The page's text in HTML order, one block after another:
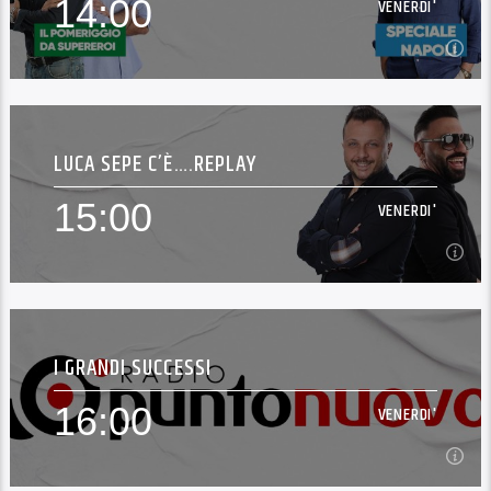
Leggi di più
14:00 VENERDI'
14:00 VENERDI'
[...]
Leggi di più
LUCA SEPE C’È….REPLAY
15:00 VENERDI'
15:00 VENERDI'
[...]
Leggi di più
I GRANDI SUCCESSI
16:00 VENERDI'